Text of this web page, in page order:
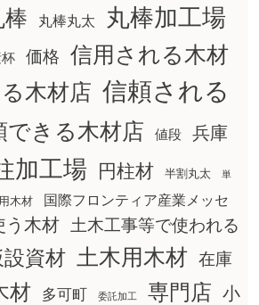
棒 丸棒丸太 丸棒加工場
価格
信用される木材
木材店 信頼される
できる木材店 値段
兵庫
加工場 円柱材 半割丸太 単
木材 国際フロンティア産業メッセ
う木材
土木工事等で使われる
資材 土木用木材 在庫
材 多可町 委託加工 専門店 小